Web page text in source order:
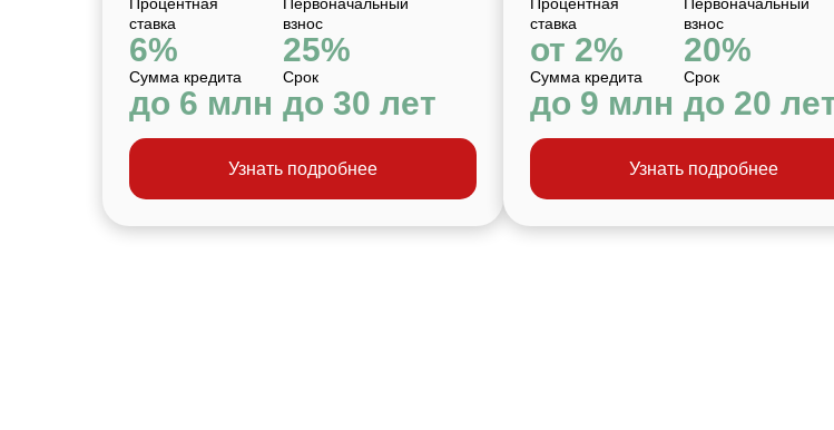
ставка
6%
взнос
25%
Сумма кредита
до 6 млн
Срок
до 30 лет
Узнать подробнее
ставка
от 2%
взнос
20%
Сумма кредита
до 9 млн
Срок
до 20
Узнать подробнее